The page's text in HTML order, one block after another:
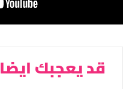
قد يعجبك ايضا